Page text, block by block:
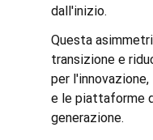
dall'inizio.
Questa
transizione e
per
e le piattaforme
generazione.